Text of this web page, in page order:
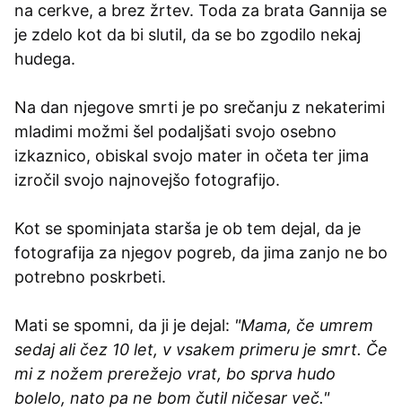
na cerkve, a brez žrtev. Toda za brata Gannija se
je zdelo kot da bi slutil, da se bo zgodilo nekaj
hudega.
Na dan njegove smrti je po srečanju z nekaterimi
mladimi možmi šel podaljšati svojo osebno
izkaznico, obiskal svojo mater in očeta ter jima
izročil svojo najnovejšo fotografijo.
Kot se spominjata starša je ob tem dejal, da je
fotografija za njegov pogreb, da jima zanjo ne bo
potrebno poskrbeti.
Mati se spomni, da ji je dejal: "Mama, če umrem
sedaj ali čez 10 let, v vsakem primeru je smrt. Če
mi z nožem prerežejo vrat, bo sprva hudo
bolelo, nato pa ne bom čutil ničesar več."